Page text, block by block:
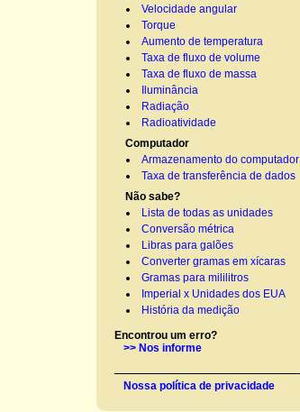
Velocidade angular
Torque
Aumento de temperatura
Taxa de fluxo de volume
Taxa de fluxo de massa
Iluminância
Radiação
Radioatividade
Computador
Armazenamento do computador
Taxa de transferência de dados
Não sabe?
Lista de todas as unidades
Conversão métrica
Libras para galões
Converter gramas em xícaras
Gramas para mililitros
Imperial x Unidades dos EUA
História da medição
Encontrou um erro?
>> Nos informe
Nossa política de privacidade